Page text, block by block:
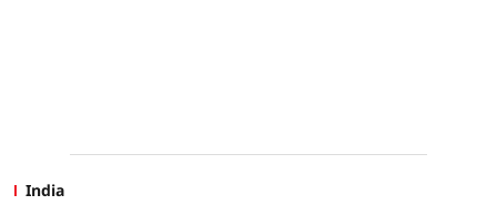
India